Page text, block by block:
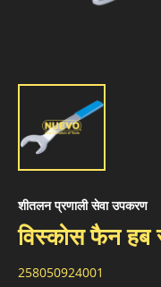
शीतलन प्रणाली सेवा उपकरण
विस्कोस फैन हब
258050924001